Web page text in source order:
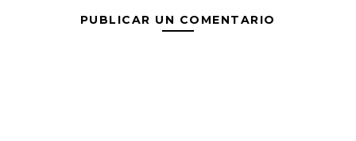
PUBLICAR UN COMENTARIO